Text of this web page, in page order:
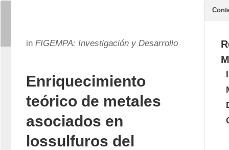
in FIGEMPA: Investigación y Desarrollo
Enriquecimiento
teórico de metales
asociados en
lossulfuros del